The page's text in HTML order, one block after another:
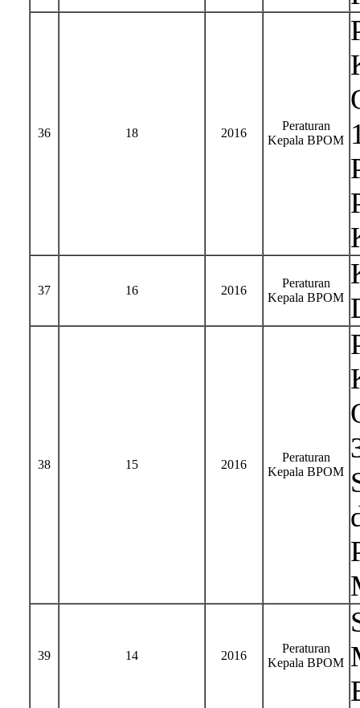
36 18 2016
Peraturan
Kepala BPOM
37 16 2016
Peraturan
Kepala BPOM
38 15 2016
Peraturan
Kepala BPOM
39 14 2016
Peraturan
Kepala BPOM